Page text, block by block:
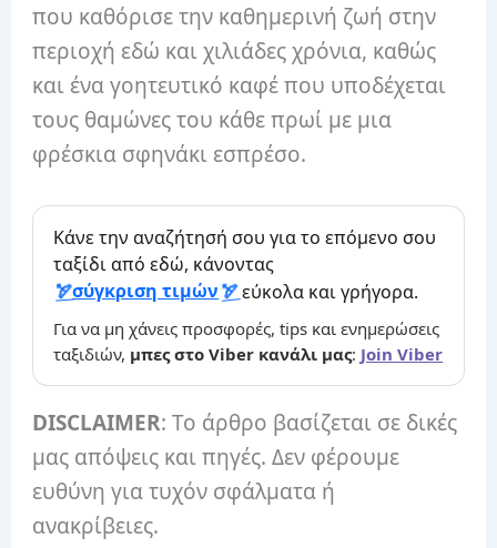
που καθόρισε την καθημερινή ζωή στην
περιοχή εδώ και χιλιάδες χρόνια, καθώς
και ένα γοητευτικό καφέ που υποδέχεται
τους θαμώνες του κάθε πρωί με μια
φρέσκια σφηνάκι εσπρέσο.
Κάνε την αναζήτησή σου για το επόμενο σου
ταξίδι από εδώ, κάνοντας
σύγκριση τιμών
εύκολα και γρήγορα.
Για να μη χάνεις προσφορές, tips και ενημερώσεις
ταξιδιών, μπες στο Viber κανάλι μας: Join Viber
DISCLAIMER: Το άρθρο βασίζεται σε δικές
μας απόψεις και πηγές. Δεν φέρουμε
ευθύνη για τυχόν σφάλματα ή
ανακρίβειες.